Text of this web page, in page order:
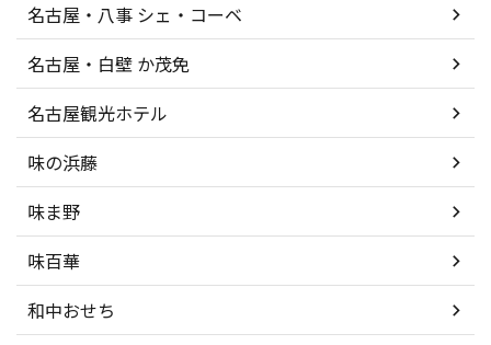
名古屋・八事 シェ・コーベ
名古屋・白壁 か茂免
名古屋観光ホテル
味の浜藤
味ま野
味百華
和中おせち